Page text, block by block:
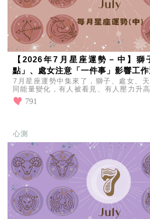
【2026年7月星座運勢－中】獅
點」、處女注意「一件事」影響工作
7月星座運勢中集來了，獅子、處女、
同能量變化，有人被看見、有人壓力升
感情中陷入選擇難題，本月關鍵一次解析
791
心測